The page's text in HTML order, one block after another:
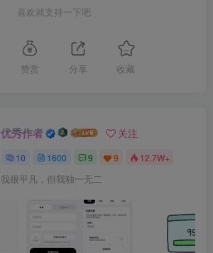
喜欢就支持一下吧
赞赏 分享 收藏
优秀作者 关注
10 1600 9 9 12.7W+
我很平凡，但我独一无二